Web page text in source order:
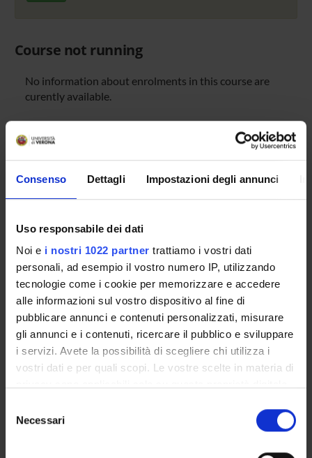
Consenso Dettagli Impostazioni degli annunci
Uso responsabile dei dati
Noi e i nostri 1022 partner trattiamo i vostri dati
personali, ad esempio il vostro numero IP, utilizzando
tecnologie come i cookie per memorizzare e accedere
alle informazioni sul vostro dispositivo al fine di
pubblicare annunci e contenuti personalizzati, misurare
gli annunci e i contenuti, ricercare il pubblico e sviluppare
i servizi. Avete la possibilità di scegliere chi utilizza i
vostri dati e per quali scopi. Le vostre scelte in materia di
modificare o revocare il proprio consenso in qualsiasi
momento dalla Dichiarazione sui cookie o facendo clic
delNecessari
Course not running
No information about enrolments in this course are
curently available.
Enrolment Policy
Courses
Academic Calendar
Lesson timetable
Exam calendar
Notices
Thesis and internship proposals
Governing bodies
Student Career Management
Scholarships and Grants
STUDYING